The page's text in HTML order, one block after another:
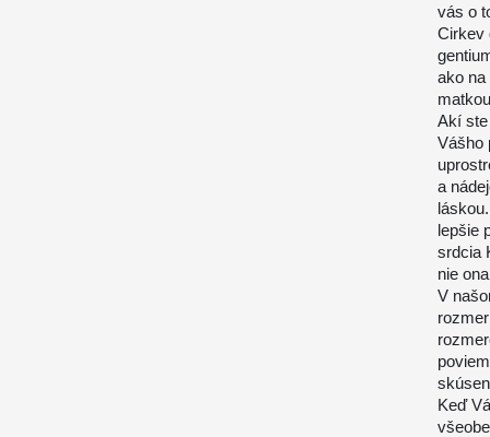
vás o
Cirkev
ako
Akí ste
Vášho
a
lepšie
srdcia
nie
V
Keď